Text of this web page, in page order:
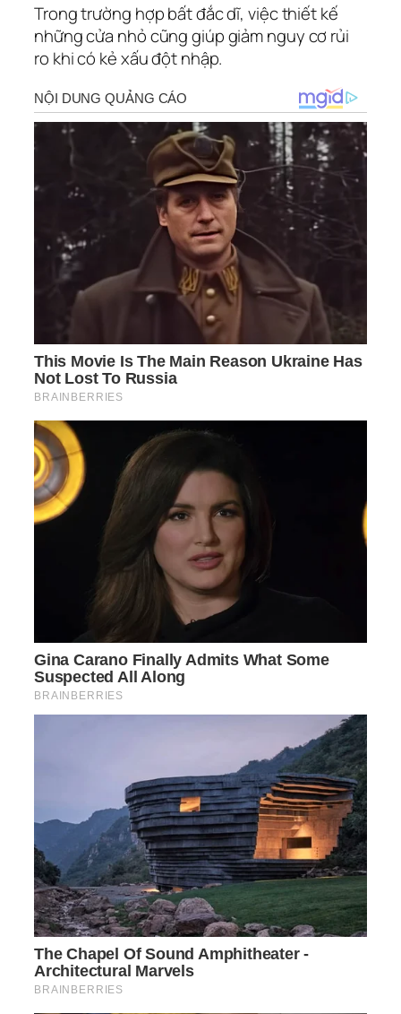
Trong trường hợp bất đắc dĩ, việc thiết kế
những cửa nhỏ cũng giúp giảm nguy cơ rủi
ro khi có kẻ xấu đột nhập.